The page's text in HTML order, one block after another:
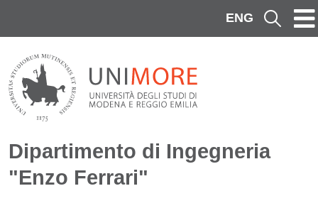
ENG Cerca
Dipartimento di Ingegneria
"Enzo Ferrari"